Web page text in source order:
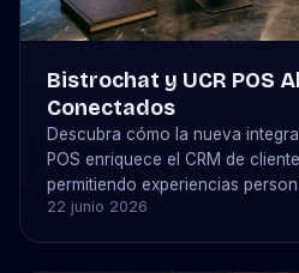
Bistrochat y UCR POS
Conectados
Descubra cómo la nueva
POS enriquece el CRM de
permitiendo experiencias
de restaurante más inteligentes.
22 junio 2026